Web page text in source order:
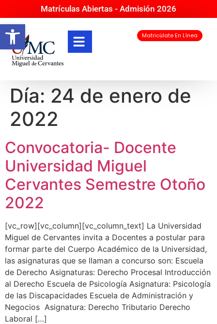
Abrir barra de herramientas
Matrículas Abiertas - Admisión 2026
Matricúlate En Línea
Día: 24 de enero de
2022
Convocatoria- Docente
Universidad Miguel
Cervantes Semestre Otoño
2022
[vc_row][vc_column][vc_column_text] La Universidad
Miguel de Cervantes invita a Docentes a postular para
formar parte del Cuerpo Académico de la Universidad,
las asignaturas que se llaman a concurso son: Escuela
de Derecho Asignaturas: Derecho Procesal Introducción
al Derecho Escuela de Psicología Asignatura: Psicología
de las Discapacidades Escuela de Administración y
Negocios Asignatura: Derecho Tributario Derecho
Laboral […]